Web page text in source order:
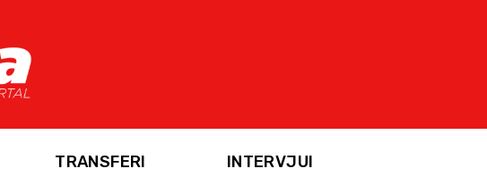
TRANSFERI INTERVJUI